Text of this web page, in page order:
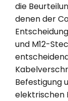
die
denen der
und M12-
Befestigung
elektrischen